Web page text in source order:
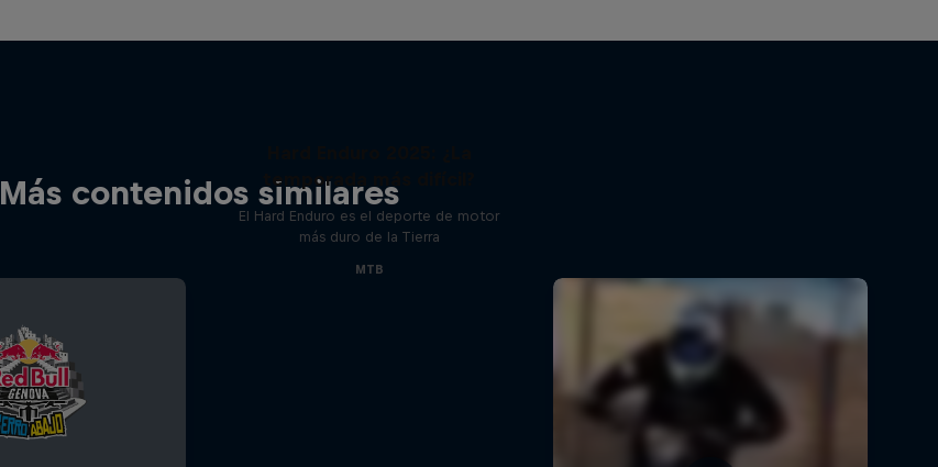
Más contenidos similares
temporada más difícil?
El Hard Enduro es el deporte de motor
más duro de la Tierra
MTB